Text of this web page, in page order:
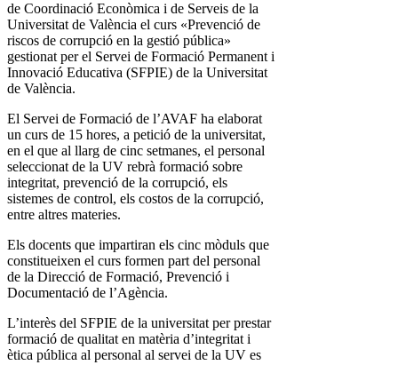
de Coordinació Econòmica i de Serveis de la
Universitat de València el curs «Prevenció de
riscos de corrupció en la gestió pública»
gestionat per el Servei de Formació Permanent i
Innovació Educativa (SFPIE) de la Universitat
de València.
El Servei de Formació de l’AVAF ha elaborat
un curs de 15 hores, a petició de la universitat,
en el que al llarg de cinc setmanes, el personal
seleccionat de la UV rebrà formació sobre
integritat, prevenció de la corrupció, els
sistemes de control, els costos de la corrupció,
entre altres materies.
Els docents que impartiran els cinc mòduls que
constitueixen el curs formen part del personal
de la Direcció de Formació, Prevenció i
Documentació de l’Agència.
L’interès del SFPIE de la universitat per prestar
formació de qualitat en matèria d’integritat i
ètica pública al personal al servei de la UV es